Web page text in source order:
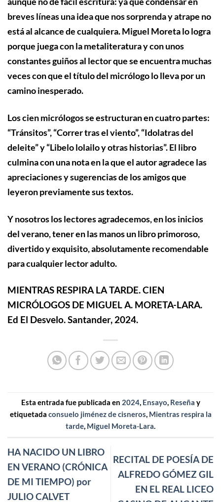
breves líneas una idea que nos sorprenda y atrape no
está al alcance de cualquiera. Miguel Moreta lo logra
porque juega con la metaliteratura y con unos
constantes guiños al lector que se encuentra muchas
veces con que el título del micrólogo lo lleva por un
camino inesperado.
Los cien micrólogos se estructuran en cuatro partes:
“Tránsitos”, “Correr tras el viento”, “Idolatras del
deleite” y “Libelo lolailo y otras historias”. El libro
culmina con una nota en la que el autor agradece las
apreciaciones y sugerencias de los amigos que
leyeron previamente sus textos.
Y nosotros los lectores agradecemos, en los inicios
del verano, tener en las manos un libro primoroso,
divertido y exquisito, absolutamente recomendable
para cualquier lector adulto.
MIENTRAS RESPIRA LA TARDE. CIEN
MICRÓLOGOS DE MIGUEL A. MORETA-LARA.
Ed El Desvelo. Santander, 2024.
Esta entrada fue publicada en 2024, Ensayo, Reseña y
etiquetada consuelo jiménez de cisneros, Mientras respira la
tarde, Miguel Moreta-Lara.
HA NACIDO UN LIBRO
EN VERANO (CRÓNICA
DE MI TIEMPO) por
JULIO CALVET
RECITAL DE POESÍA DE
ALFREDO GÓMEZ GIL
EN EL REAL LICEO